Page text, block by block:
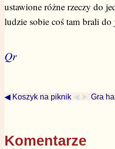
ustawione różne rzeczy do
ludzie sobie coś tam brali do
Qr
◀ Koszyk na piknik ◀ ► Gra
Komentarze